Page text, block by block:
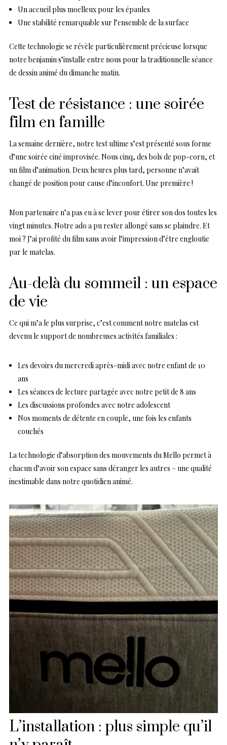
Un accueil plus moelleux pour les épaules
Une stabilité remarquable sur l’ensemble de la surface
Cette technologie se révèle particulièrement précieuse lorsque
notre benjamin s’installe entre nous pour la traditionnelle séance
de dessin animé du dimanche matin.
Test de résistance : une soirée
film en famille
La semaine dernière, notre test ultime s’est présenté sous forme
d’une soirée ciné improvisée. Nous cinq, des bols de pop-corn, et
un film d’animation. Deux heures plus tard, personne n’avait
changé de position pour cause d’inconfort. Une première !
Mon partenaire n’a pas eu à se lever pour étirer son dos toutes les
vingt minutes. Notre ado a pu rester allongé sans se plaindre. Et
moi ? J’ai profité du film sans avoir l’impression d’être engloutie
par le matelas.
Au-delà du sommeil : un espace
de vie
Ce qui m’a le plus surprise, c’est comment notre matelas est
devenu le support de nombreuses activités familiales :
Les devoirs du mercredi après-midi avec notre enfant de 10
ans
Les séances de lecture partagée avec notre petit de 8 ans
Les discussions profondes avec notre adolescent
Nos moments de détente en couple, une fois les enfants
couchés
La technologie d’absorption des mouvements du Mello permet à
chacun d’avoir son espace sans déranger les autres – une qualité
inestimable dans notre quotidien animé.
L’installation : plus simple qu’il